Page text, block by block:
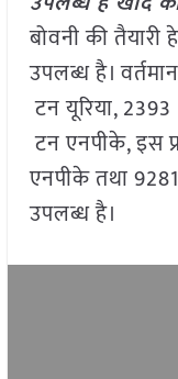
बोवनी की तैयारी
उपलब्ध है।
टन यूरिया, 2393
टन एनपीके, इस
एनपीके तथा
उपलब्ध है।